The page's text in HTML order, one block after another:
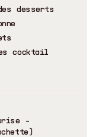
desserts
cocktail
-